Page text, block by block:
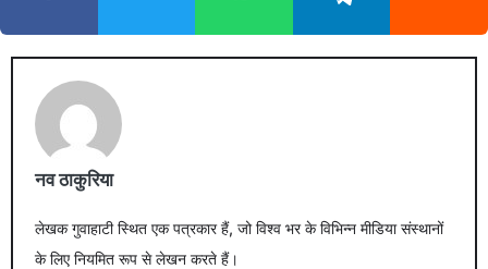
नव ठाकुरिया
लेखक गुवाहाटी स्थित एक पत्रकार हैं, जो विश्व भर के विभिन्न मीडिया संस्थानों
के लिए नियमित रूप से लेखन करते हैं।